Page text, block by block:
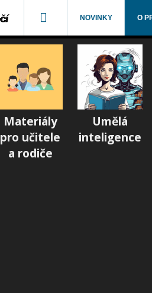
NOVINKY O
Materiály
pro učitele
a rodiče
Umělá
inteligence